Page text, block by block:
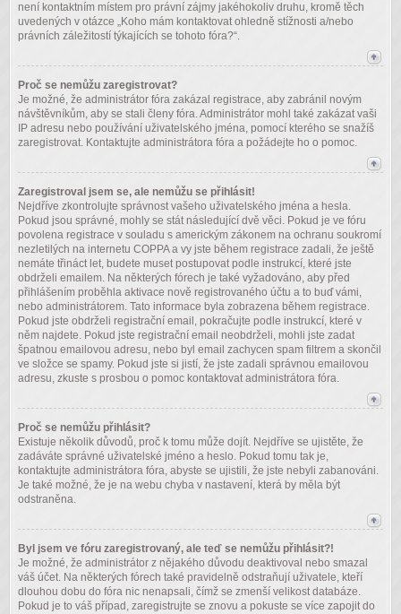
není kontaktním místem pro právní zájmy jakéhokoliv druhu, kromě těch
uvedených v otázce „Koho mám kontaktovat ohledně stížnosti a/nebo
právních záležitostí týkajících se tohoto fóra?“.
Proč se nemůžu zaregistrovat?
Je možné, že administrátor fóra zakázal registrace, aby zabránil novým
návštěvníkům, aby se stali členy fóra. Administrátor mohl také zakázat vaši
IP adresu nebo používání uživatelského jména, pomocí kterého se snažíš
zaregistrovat. Kontaktujte administrátora fóra a požádejte ho o pomoc.
Zaregistroval jsem se, ale nemůžu se přihlásit!
Nejdříve zkontrolujte správnost vašeho uživatelského jména a hesla.
Pokud jsou správné, mohly se stát následující dvě věci. Pokud je ve fóru
povolena registrace v souladu s americkým zákonem na ochranu soukromí
nezletilých na internetu COPPA a vy jste během registrace zadali, že ještě
nemáte třináct let, budete muset postupovat podle instrukcí, které jste
obdrželi emailem. Na některých fórech je také vyžadováno, aby před
přihlášením proběhla aktivace nově registrovaného účtu a to buď vámi,
nebo administrátorem. Tato informace byla zobrazena během registrace.
Pokud jste obdrželi registrační email, pokračujte podle instrukcí, které v
něm najdete. Pokud jste registrační email neobdrželi, mohli jste zadat
špatnou emailovou adresu, nebo byl email zachycen spam filtrem a skončil
ve složce se spamy. Pokud jste si jistí, že jste zadali správnou emailovou
adresu, zkuste s prosbou o pomoc kontaktovat administrátora fóra.
Proč se nemůžu přihlásit?
Existuje několik důvodů, proč k tomu může dojít. Nejdříve se ujistěte, že
zadáváte správné uživatelské jméno a heslo. Pokud tomu tak je,
kontaktujte administrátora fóra, abyste se ujistili, že jste nebyli zabanováni.
Je také možné, že je na webu chyba v nastavení, která by měla být
odstraněna.
Byl jsem ve fóru zaregistrovaný, ale teď se nemůžu přihlásit?!
Je možné, že administrátor z nějakého důvodu deaktivoval nebo smazal
váš účet. Na některých fórech také pravidelně odstraňují uživatele, kteří
dlouhou dobu do fóra nic nenapsali, čímž se zmenší velikost databáze.
Pokud je to váš případ, zaregistrujte se znovu a pokuste se více zapojit do